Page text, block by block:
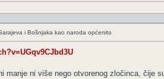
i Bošnjaka kao naroda općenito
manje ni više nego otvorenog zločinca, čije